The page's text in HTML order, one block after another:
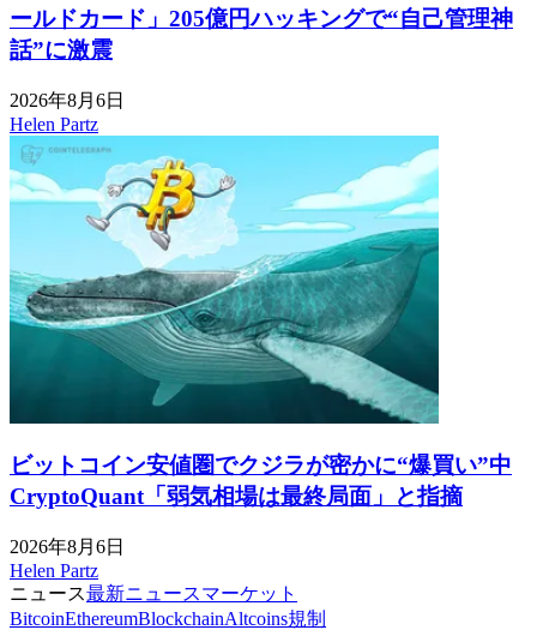
ールドカード」205億円ハッキングで“自己管理神
話”に激震
2026年8月6日
Helen Partz
ビットコイン安値圏でクジラが密かに“爆買い”中
CryptoQuant「弱気相場は最終局面」と指摘
2026年8月6日
Helen Partz
ニュース最新ニュースマーケット
BitcoinEthereumBlockchainAltcoins規制